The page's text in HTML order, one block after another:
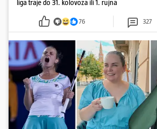
liga traje do 31. kolovoza ili 1. rujna
76 327